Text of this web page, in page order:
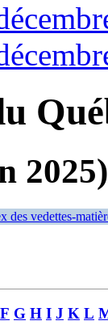
2025)
des vedettes-
F G H I J K L